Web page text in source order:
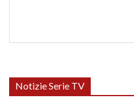
Notizie Serie TV